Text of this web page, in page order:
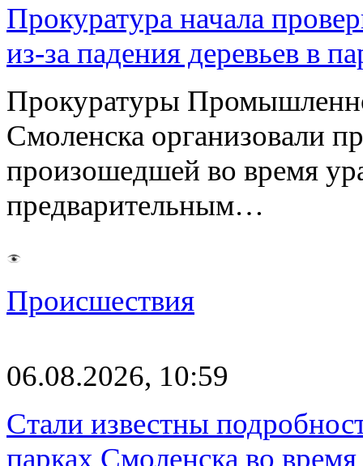
Прокуратура начала
из-за падения деревьев в
Прокуратуры
Смоленска организовали
произошедшей во время
предварительным…
Происшествия
06.08.2026, 10:59
Стали известны
парках Смоленска во